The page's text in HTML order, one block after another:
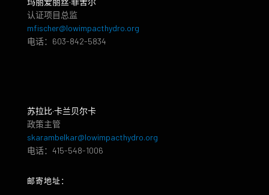
认证项目总监
mfischer@lowimpacthydro.org
电话：603-842-5834
苏拉比·卡兰贝尔卡
政策主管
skarambelkar@lowimpacthydro.org
电话：415-548-1006
邮寄地址：